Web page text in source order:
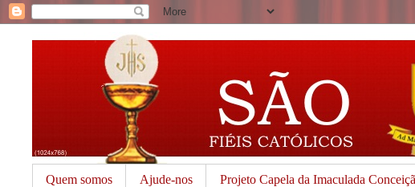
Quem somos Ajude-nos Projeto Capela da Imaculada